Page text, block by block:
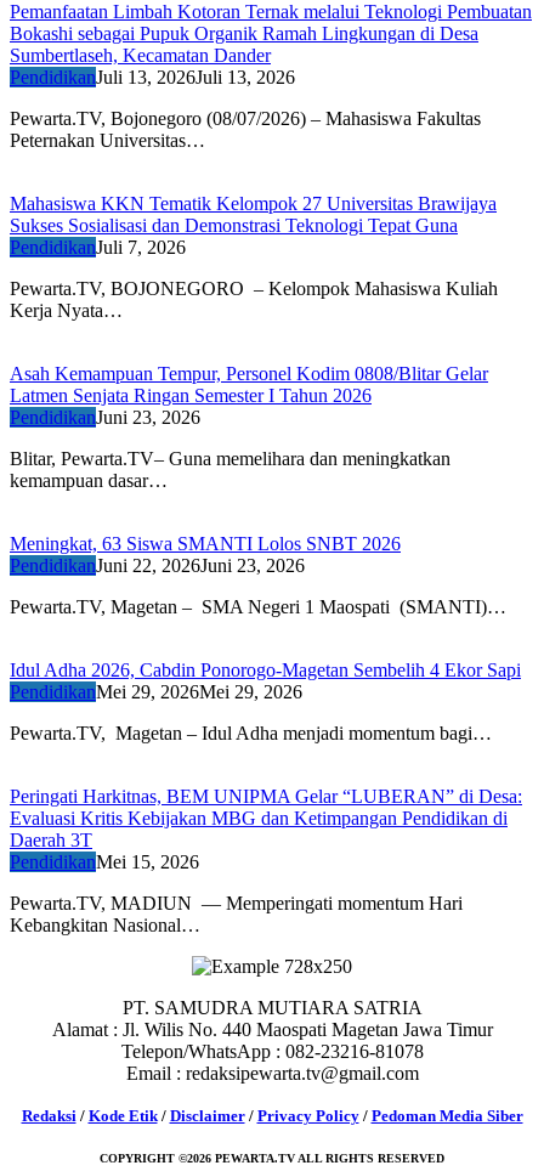
Pemanfaatan Limbah Kotoran Ternak melalui Teknologi Pembuatan
Bokashi sebagai Pupuk Organik Ramah Lingkungan di Desa
Sumbertlaseh, Kecamatan Dander
PendidikanJuli 13, 2026Juli 13, 2026
Pewarta.TV, Bojonegoro (08/07/2026) – Mahasiswa Fakultas
Peternakan Universitas…
Mahasiswa KKN Tematik Kelompok 27 Universitas Brawijaya
Sukses Sosialisasi dan Demonstrasi Teknologi Tepat Guna
PendidikanJuli 7, 2026
Pewarta.TV, BOJONEGORO – Kelompok Mahasiswa Kuliah
Kerja Nyata…
Asah Kemampuan Tempur, Personel Kodim 0808/Blitar Gelar
Latmen Senjata Ringan Semester I Tahun 2026
PendidikanJuni 23, 2026
Blitar, Pewarta.TV– Guna memelihara dan meningkatkan
kemampuan dasar…
Meningkat, 63 Siswa SMANTI Lolos SNBT 2026
PendidikanJuni 22, 2026Juni 23, 2026
Pewarta.TV, Magetan – SMA Negeri 1 Maospati (SMANTI)…
Idul Adha 2026, Cabdin Ponorogo-Magetan Sembelih 4 Ekor Sapi
PendidikanMei 29, 2026Mei 29, 2026
Pewarta.TV, Magetan – Idul Adha menjadi momentum bagi…
Peringati Harkitnas, BEM UNIPMA Gelar “LUBERAN” di Desa:
Evaluasi Kritis Kebijakan MBG dan Ketimpangan Pendidikan di
Daerah 3T
PendidikanMei 15, 2026
Pewarta.TV, MADIUN — Memperingati momentum Hari
Kebangkitan Nasional…
PT. SAMUDRA MUTIARA SATRIA
Alamat : Jl. Wilis No. 440 Maospati Magetan Jawa Timur
Telepon/WhatsApp : 082-23216-81078
Email : redaksipewarta.tv@gmail.com
Redaksi/ Kode Etik/ Disclaimer/ Privacy Policy/ Pedoman Media Siber
COPYRIGHT ©2026 PEWARTA.TV ALL RIGHTS RESERVED